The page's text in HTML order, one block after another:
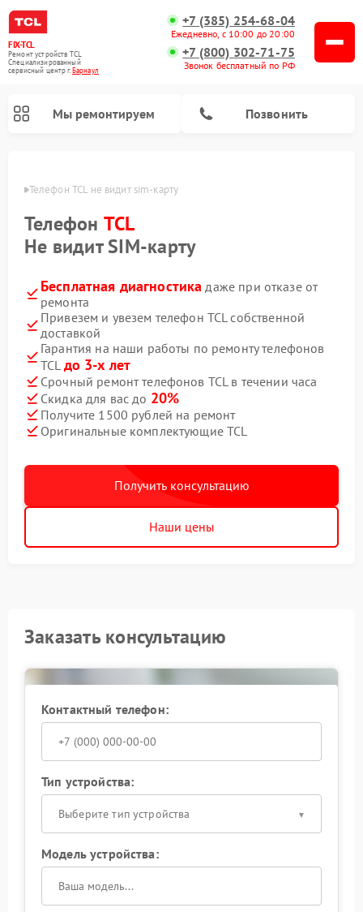
FIX-TCL
Ремонт устройств TCL
Специализированный
cервисный центр г.Барнаул
+7 (385) 254-68-04
Ежедневно, с 10:00 до 20:00
+7 (800) 302-71-75
Звонок бесплатный по РФ
Мы ремонтируем Позвонить
Телефон TCL не видит sim-карту
Телефон TCL
Не видит SIM-карту
Бесплатная диагностика даже при отказе от
ремонта
Привезем и увезем телефон TCL собственной
доставкой
Гарантия на наши работы по ремонту телефонов
TCL до 3-х лет
Срочный ремонт телефонов TCL в течении часа
Скидка для вас до 20%
Получите 1500 рублей на ремонт
Оригинальные комплектующие TCL
Получить консультацию
Наши цены
Заказать консультацию
Контактный телефон:
Тип устройства:
Выберите тип устройства
Модель устройства: